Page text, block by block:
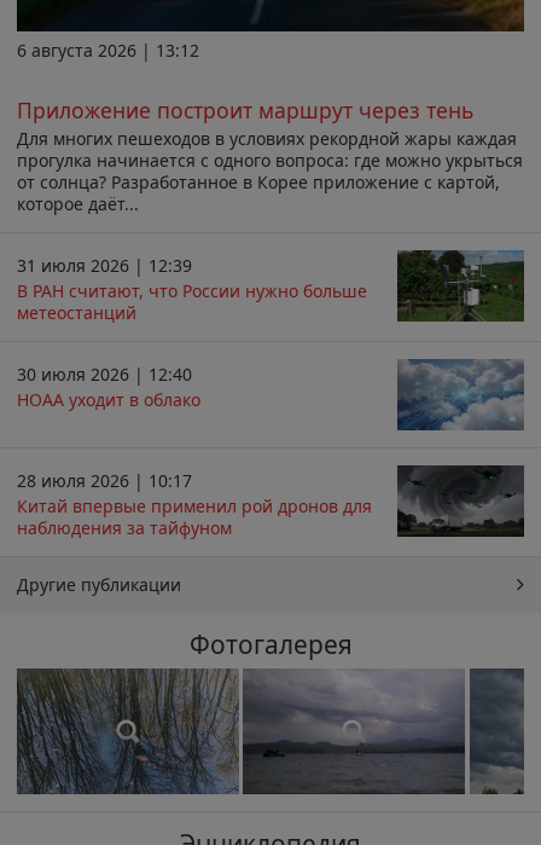
6 августа 2026 | 13:12
Приложение построит маршрут через тень
Для многих пешеходов в условиях рекордной жары каждая
прогулка начинается с одного вопроса: где можно укрыться
от солнца? Разработанное в Корее приложение с картой,
которое даёт...
31 июля 2026 | 12:39
В РАН считают, что России нужно больше
метеостанций
30 июля 2026 | 12:40
НОАА уходит в облако
28 июля 2026 | 10:17
Китай впервые применил рой дронов для
наблюдения за тайфуном
Другие публикации
Фотогалерея